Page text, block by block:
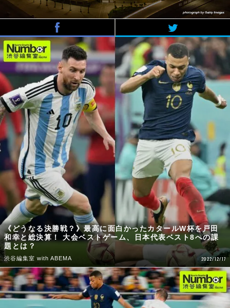
《どうなる決勝戦？》最高に面白かったカタールW杯を戸田
和幸と総決算！ 大会ベストゲーム、日本代表ベスト8への課
題とは？
渋谷編集室 with ABEMA 2022/12/17